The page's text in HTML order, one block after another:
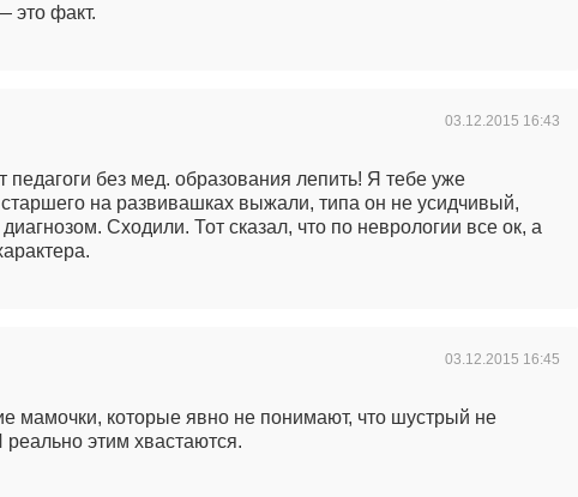
это факт.
03.12.2015 16:43
педагоги без мед. образования лепить! Я тебе уже
на развивашках выжали, типа он не усидчивый,
Сходили. Тот сказал, что по неврологии все ок, а
03.12.2015 16:45
мамочки, которые явно не понимают, что шустрый не
этим хвастаются.